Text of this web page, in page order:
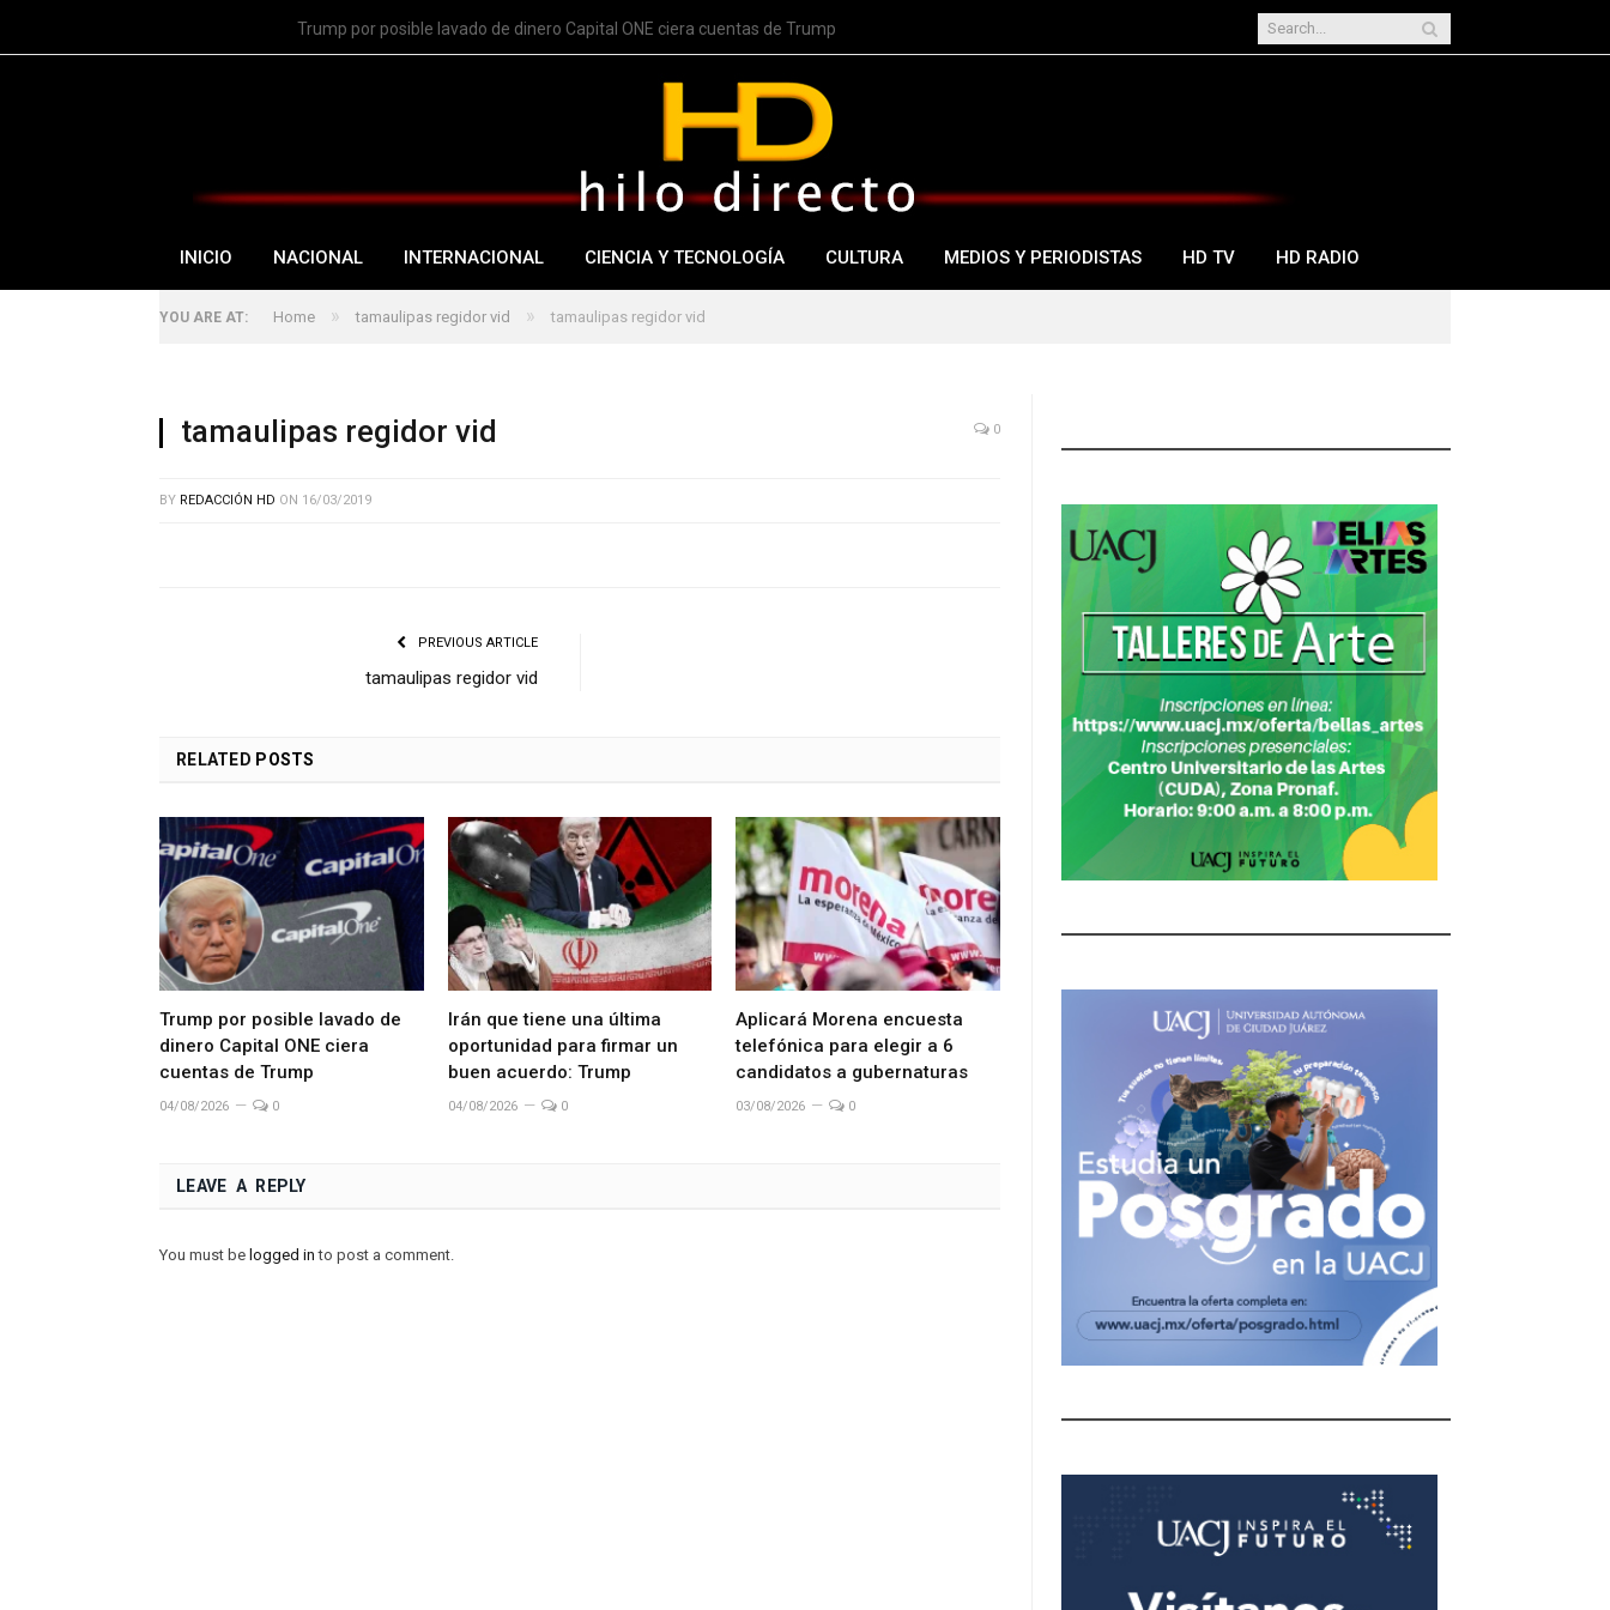
Trump por posible lavado de dinero Capital ONE ciera cuentas de Trump
INICIO NACIONAL INTERNACIONAL CIENCIA Y TECNOLOGÍA CULTURA MEDIOS Y PERIODISTAS HD TV HD RADIO
YOU ARE AT: Home » tamaulipas regidor vid » tamaulipas regidor vid
tamaulipas regidor vid 0
BY REDACCIÓN HD ON 16/03/2019
PREVIOUS ARTICLE
tamaulipas regidor vid
RELATED POSTS
Trump por posible lavado de
dinero Capital ONE ciera
cuentas de Trump
04/08/2026 0
Irán que tiene una última
oportunidad para firmar un
buen acuerdo: Trump
04/08/2026 0
Aplicará Morena encuesta
telefónica para elegir a 6
candidatos a gubernaturas
03/08/2026 0
LEAVE A REPLY
You must be logged in to post a comment.